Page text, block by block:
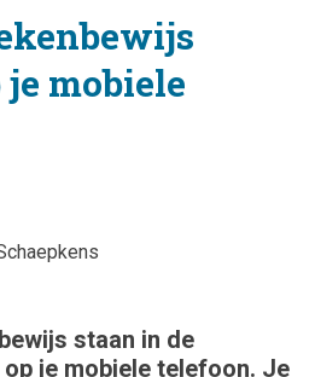
mobiele
staan in de
je mobiele telefoon. Je